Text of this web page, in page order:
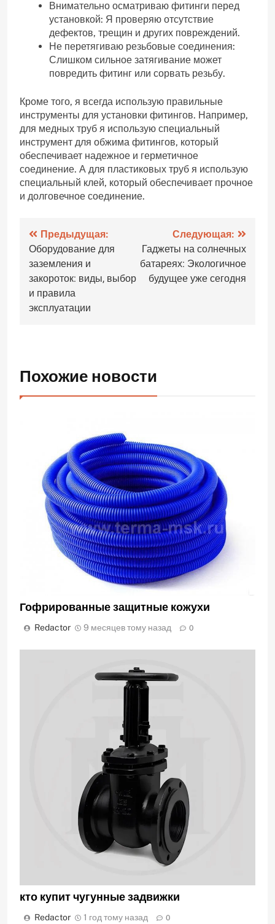
Внимательно осматриваю фитинги перед
установкой: Я проверяю отсутствие
дефектов, трещин и других повреждений.
Не перетягиваю резьбовые соединения:
Слишком сильное затягивание может
повредить фитинг или сорвать резьбу.
Кроме того, я всегда использую правильные
инструменты для установки фитингов. Например,
для медных труб я использую специальный
инструмент для обжима фитингов, который
обеспечивает надежное и герметичное
соединение. А для пластиковых труб я использую
специальный клей, который обеспечивает прочное
и долговечное соединение.
Навигация
по
записям
Предыдущая:
Оборудование для
заземления и
закороток: виды, выбор
и правила
эксплуатации
Следующая:
Гаджеты на солнечных
батареях: Экологичное
будущее уже сегодня
Похожие новости
Гофрированные защитные кожухи
Redactor 9 месяцев тому назад 0
кто купит чугунные задвижки
Redactor 1 год тому назад 0